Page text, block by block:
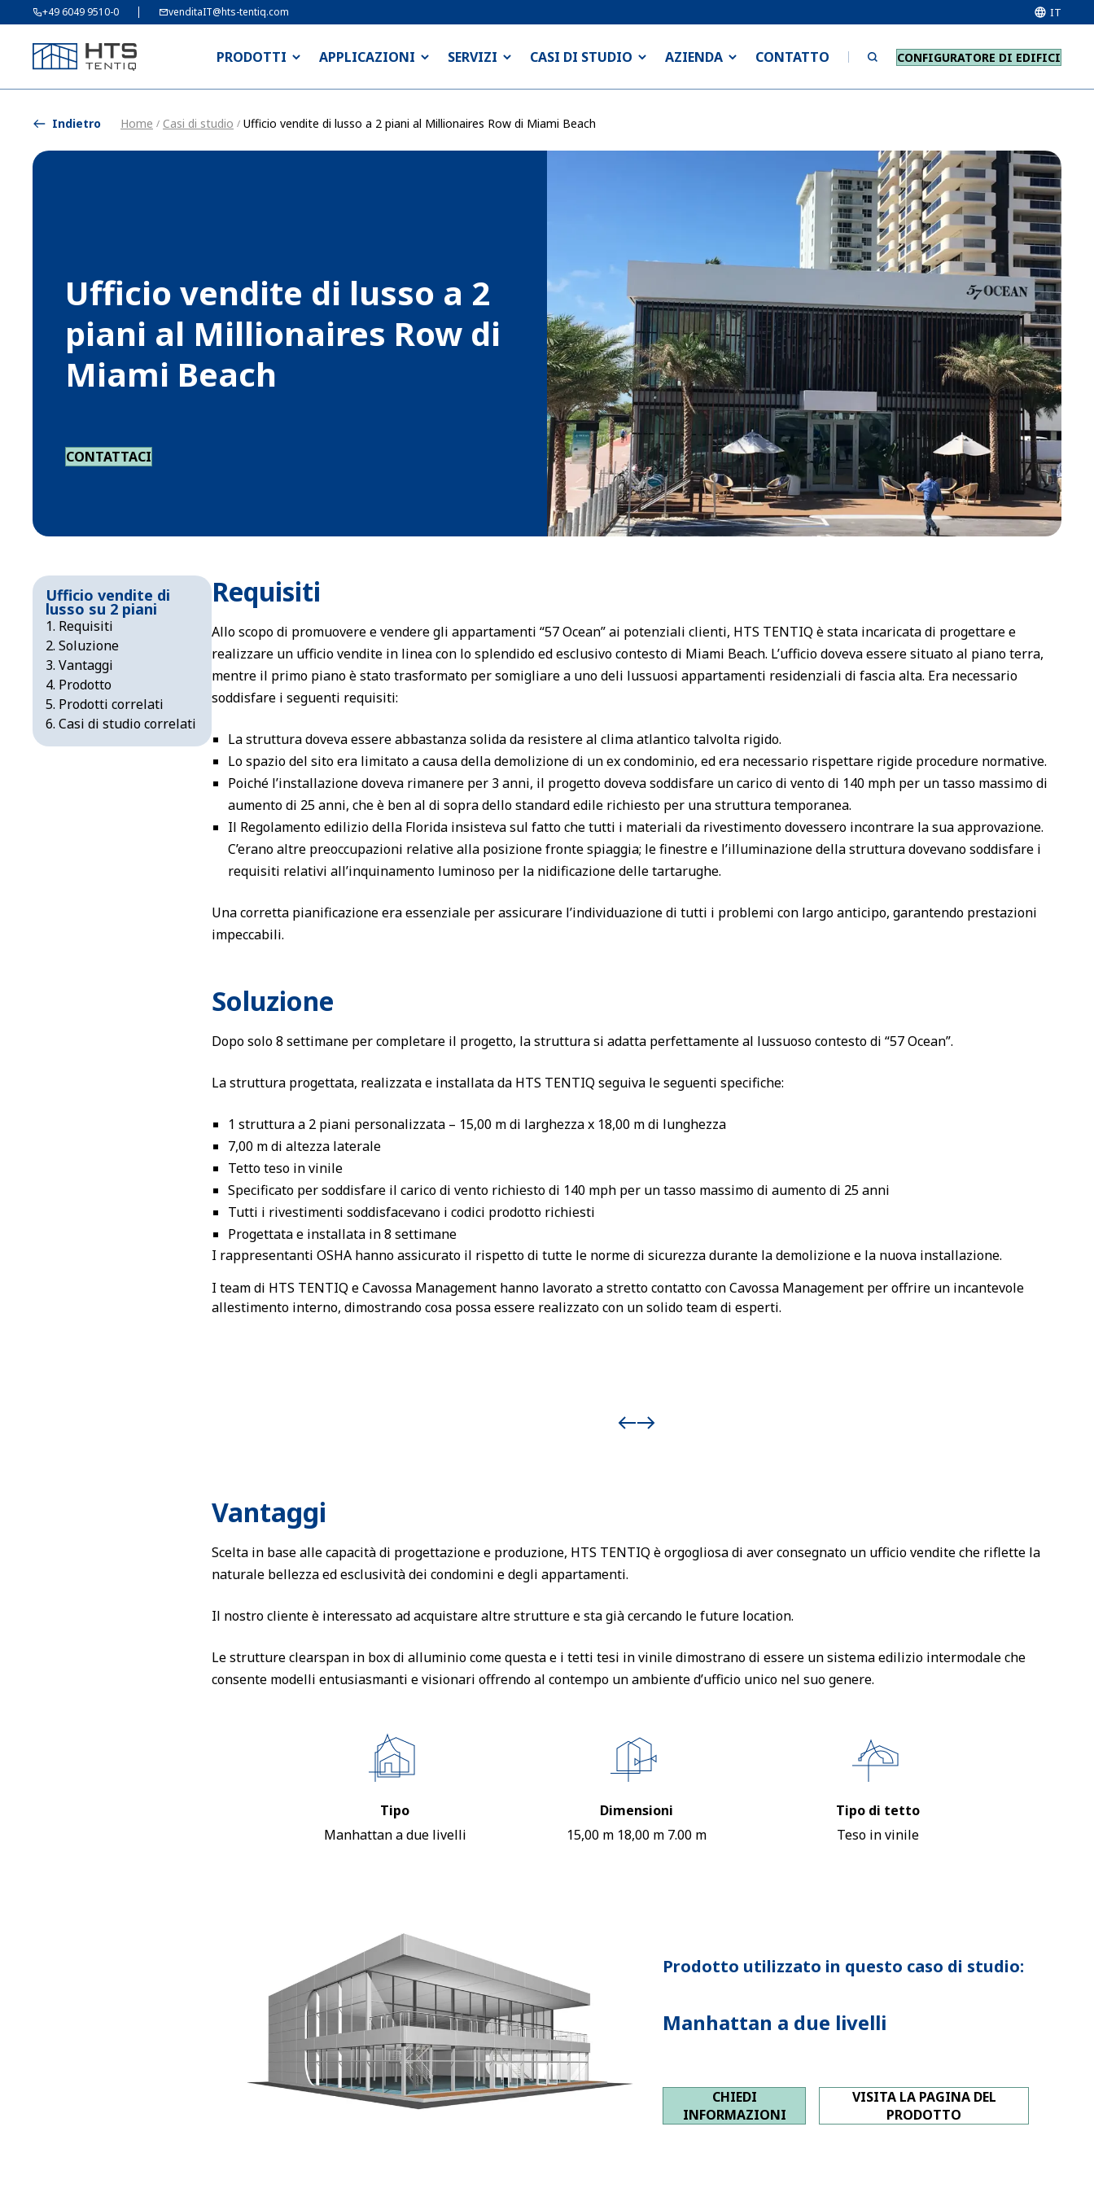
+49 6049 9510-0 venditaIT@hts-tentiq.com IT
PRODOTTI APPLICAZIONI SERVIZI CASI DI STUDIO AZIENDA CONTATTO CONFIGURATORE DI EDIFICI
Indietro Home / Casi di studio / Ufficio vendite di lusso a 2 piani al Millionaires Row di Miami Beach
Ufficio vendite di lusso a 2
piani al Millionaires Row di
Miami Beach
CONTATTACI
Ufficio vendite di
lusso su 2 piani
Requisiti
Soluzione
Vantaggi
Prodotto
Prodotti correlati
Casi di studio correlati
Requisiti
Allo scopo di promuovere e vendere gli appartamenti “57 Ocean” ai potenziali clienti, HTS TENTIQ è stata incaricata di progettare e
realizzare un ufficio vendite in linea con lo splendido ed esclusivo contesto di Miami Beach. L’ufficio doveva essere situato al piano terra,
mentre il primo piano è stato trasformato per somigliare a uno deli lussuosi appartamenti residenziali di fascia alta. Era necessario
soddisfare i seguenti requisiti:
La struttura doveva essere abbastanza solida da resistere al clima atlantico talvolta rigido.
Lo spazio del sito era limitato a causa della demolizione di un ex condominio, ed era necessario rispettare rigide procedure normative.
Poiché l’installazione doveva rimanere per 3 anni, il progetto doveva soddisfare un carico di vento di 140 mph per un tasso massimo di
aumento di 25 anni, che è ben al di sopra dello standard edile richiesto per una struttura temporanea.
Il Regolamento edilizio della Florida insisteva sul fatto che tutti i materiali da rivestimento dovessero incontrare la sua approvazione.
C’erano altre preoccupazioni relative alla posizione fronte spiaggia; le finestre e l’illuminazione della struttura dovevano soddisfare i
requisiti relativi all’inquinamento luminoso per la nidificazione delle tartarughe.
Una corretta pianificazione era essenziale per assicurare l’individuazione di tutti i problemi con largo anticipo, garantendo prestazioni
impeccabili.
Soluzione
Dopo solo 8 settimane per completare il progetto, la struttura si adatta perfettamente al lussuoso contesto di “57 Ocean”.
La struttura progettata, realizzata e installata da HTS TENTIQ seguiva le seguenti specifiche:
1 struttura a 2 piani personalizzata – 15,00 m di larghezza x 18,00 m di lunghezza
7,00 m di altezza laterale
Tetto teso in vinile
Specificato per soddisfare il carico di vento richiesto di 140 mph per un tasso massimo di aumento di 25 anni
Tutti i rivestimenti soddisfacevano i codici prodotto richiesti
Progettata e installata in 8 settimane
I rappresentanti OSHA hanno assicurato il rispetto di tutte le norme di sicurezza durante la demolizione e la nuova installazione.
I team di HTS TENTIQ e Cavossa Management hanno lavorato a stretto contatto con Cavossa Management per offrire un incantevole
allestimento interno, dimostrando cosa possa essere realizzato con un solido team di esperti.
Vantaggi
Scelta in base alle capacità di progettazione e produzione, HTS TENTIQ è orgogliosa di aver consegnato un ufficio vendite che riflette la
naturale bellezza ed esclusività dei condomini e degli appartamenti.
Il nostro cliente è interessato ad acquistare altre strutture e sta già cercando le future location.
Le strutture clearspan in box di alluminio come questa e i tetti tesi in vinile dimostrano di essere un sistema edilizio intermodale che
consente modelli entusiasmanti e visionari offrendo al contempo un ambiente d’ufficio unico nel suo genere.
Tipo
Manhattan a due livelli
Dimensioni
15,00 m 18,00 m 7.00 m
Tipo di tetto
Teso in vinile
Prodotto utilizzato in questo caso di studio:
Manhattan a due livelli
CHIEDI
INFORMAZIONI
VISITA LA PAGINA DEL
PRODOTTO